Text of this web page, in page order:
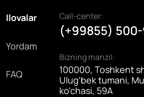
Ilovalar
Yordam
FAQ
Call-center:
(+99855)
Bizning manzil:
100000, Toshkent
Ulug'bek tumani,
ko'chasi, 59A